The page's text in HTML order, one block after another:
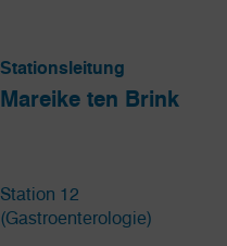
Stationsleitung
Mareike ten Brink
Station 12
(Gastroenterologie)